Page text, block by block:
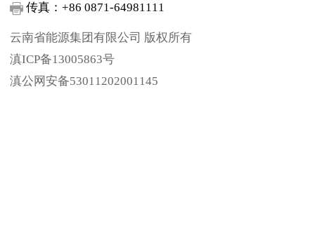
传真：+86 0871-64981111
云南省能源集团有限公司 版权所有
滇ICP备13005863号
滇公网安备53011202001145